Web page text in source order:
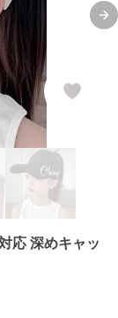
応 深めキャッ